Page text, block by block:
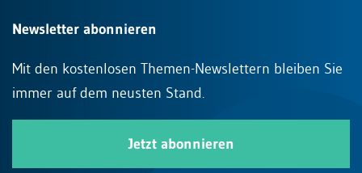
Newsletter abonnieren
Mit den kostenlosen Themen-Newslettern bleiben Sie
immer auf dem neusten Stand.
Jetzt abonnieren